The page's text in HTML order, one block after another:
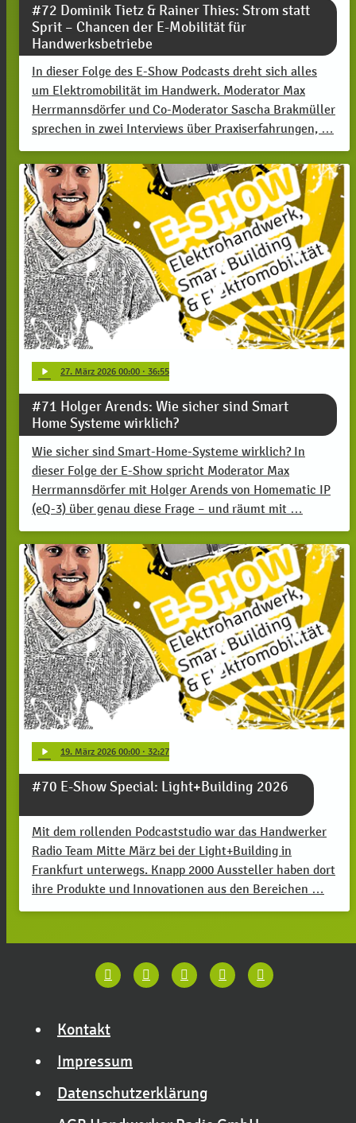
#72 Dominik Tietz & Rainer Thies: Strom statt
Sprit – Chancen der E-Mobilität für
Handwerksbetriebe
In dieser Folge des E-Show Podcasts dreht sich alles
um Elektromobilität im Handwerk. Moderator Max
Herrmannsdörfer und Co-Moderator Sascha Brakmüller
sprechen in zwei Interviews über Praxiserfahrungen, …
play_arrow 27. März 2026 00:00 · 36:55
#71 Holger Arends: Wie sicher sind Smart
Home Systeme wirklich?
Wie sicher sind Smart-Home-Systeme wirklich? In
dieser Folge der E-Show spricht Moderator Max
Herrmannsdörfer mit Holger Arends von Homematic IP
(eQ-3) über genau diese Frage – und räumt mit …
play_arrow 19. März 2026 00:00 · 32:27
#70 E-Show Special: Light+Building 2026
Mit dem rollenden Podcaststudio war das Handwerker
Radio Team Mitte März bei der Light+Building in
Frankfurt unterwegs. Knapp 2000 Aussteller haben dort
ihre Produkte und Innovationen aus den Bereichen …
Kontakt
Impressum
Datenschutzerklärung